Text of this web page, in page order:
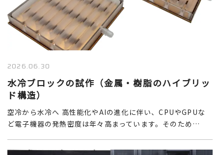
2026.06.30
水冷ブロックの試作（金属・樹脂のハイブリッ
ド構造）
空冷から水冷へ 高性能化やAIの進化に伴い、CPUやGPUな
ど電子機器の発熱密度は年々高まっています。そのため…